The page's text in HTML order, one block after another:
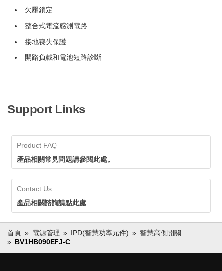
欠壓鎖定
整合式電流感測電路
接地喪失保護
開路負載和電池短路診斷
Support Links
Product FAQ
產品相關常見問題請參閱此處。
Contact Us
產品相關諮詢請點此處
首頁 電源管理 IPD(智慧功率元件)
智慧高側開關
BV1HB090EFJ-C